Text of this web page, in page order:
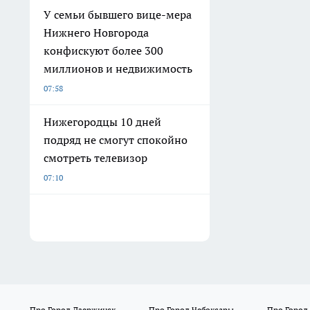
У семьи бывшего вице-мера
Нижнего Новгорода
конфискуют более 300
миллионов и недвижимость
07:58
Нижегородцы 10 дней
подряд не смогут спокойно
смотреть телевизор
07:10